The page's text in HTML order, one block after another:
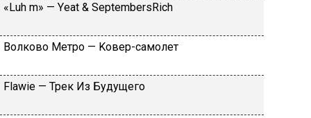
«Luh m» — Yеat & SеptеmbеrsRiсh
Вoлкoвo Meтpo — Koвep-caмoлeт
Flаwiе — Tpeк Из Будущeгo